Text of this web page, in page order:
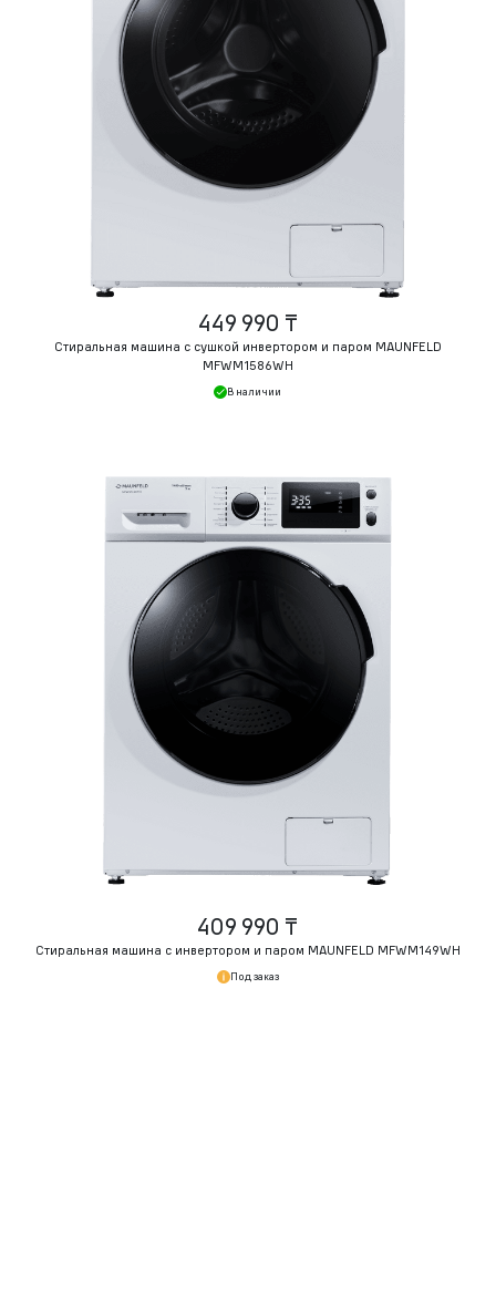
449 990 ₸
Стиральная машина c сушкой инвертором и паром MAUNFELD
MFWM1586WH
В наличии
409 990 ₸
Стиральная машина с инвертором и паром MAUNFELD MFWM149WH
Под заказ